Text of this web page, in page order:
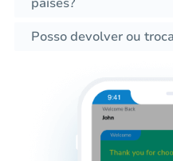
países?
Posso devolver ou